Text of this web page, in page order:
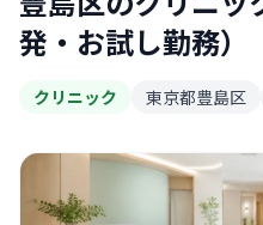
発・お試し勤務）
クリニック 東京都豊島区